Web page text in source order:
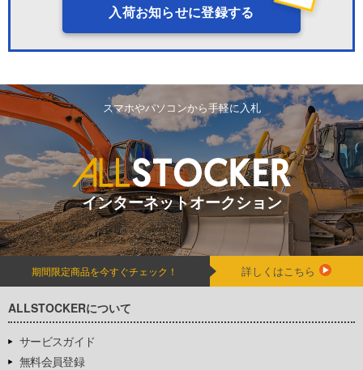
入荷お知らせに登録する
スマホやパソコンから手軽に入札
インターネットオークション
期間限定商品を今すぐチェック！ 詳しくはこちら
ALLSTOCKERについて
サービスガイド
無料会員登録